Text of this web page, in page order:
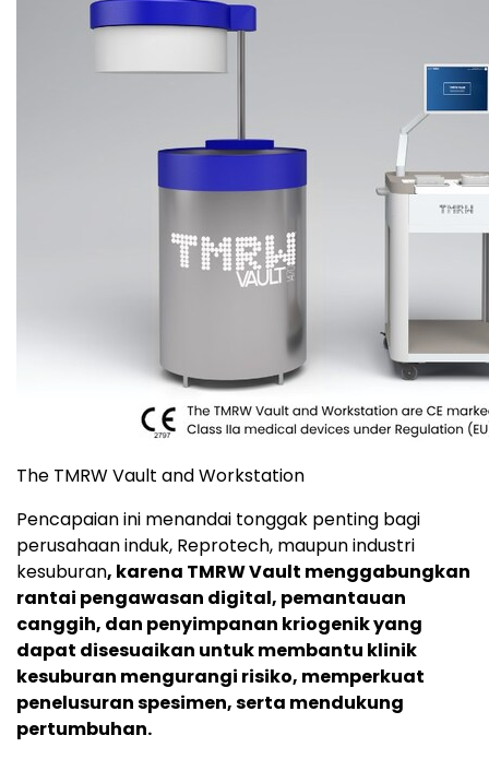
The TMRW Vault and Workstation
Pencapaian ini menandai tonggak penting bagi
perusahaan induk, Reprotech, maupun industri
kesuburan, karena TMRW Vault menggabungkan
rantai pengawasan digital, pemantauan
canggih, dan penyimpanan kriogenik yang
dapat disesuaikan untuk membantu klinik
kesuburan mengurangi risiko, memperkuat
penelusuran spesimen, serta mendukung
pertumbuhan.